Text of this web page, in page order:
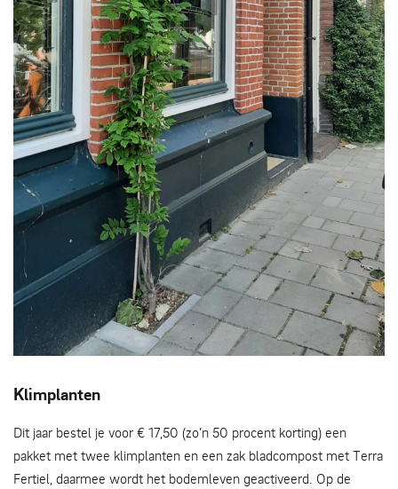
Klimplanten
Dit jaar bestel je voor € 17,50 (zo’n 50 procent korting) een
pakket met twee klimplanten en een zak bladcompost met Terra
Fertiel, daarmee wordt het bodemleven geactiveerd. Op de